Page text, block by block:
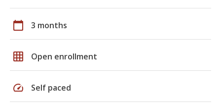
calendar_today 3 months
grid_on Open enrollment
speed Self paced